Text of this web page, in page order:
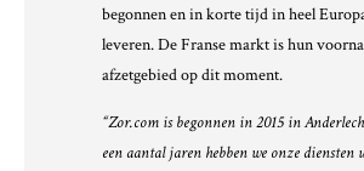
begonnen en in korte tijd in heel
leveren. De Franse markt is hun
afzetgebied op dit moment.
“Zor.com is begonnen in 2015 in
een aantal jaren hebben we onze